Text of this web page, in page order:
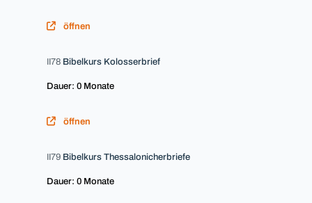
öffnen
II78 Bibelkurs Kolosserbrief
Dauer: 0 Monate
öffnen
II79 Bibelkurs Thessalonicherbriefe
Dauer: 0 Monate